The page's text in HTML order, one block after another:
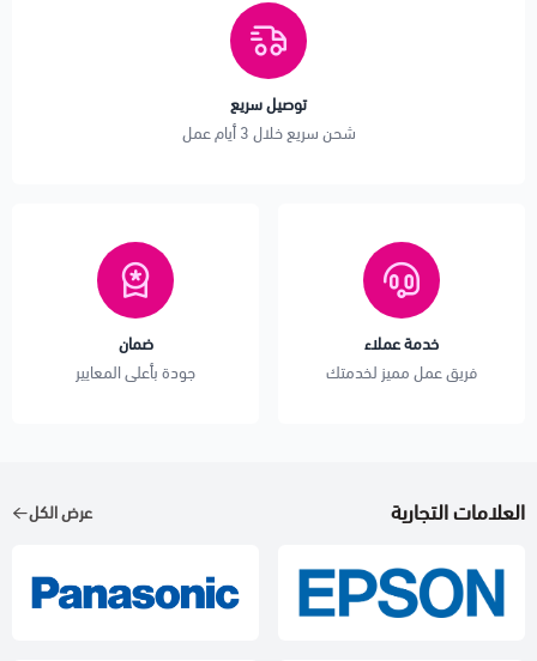
توصيل سريع
شحن سريع خلال 3 أيام عمل
خدمة عملاء
فريق عمل مميز لخدمتك
ضمان
جودة بأعلى المعايير
العلامات التجارية عرض الكل